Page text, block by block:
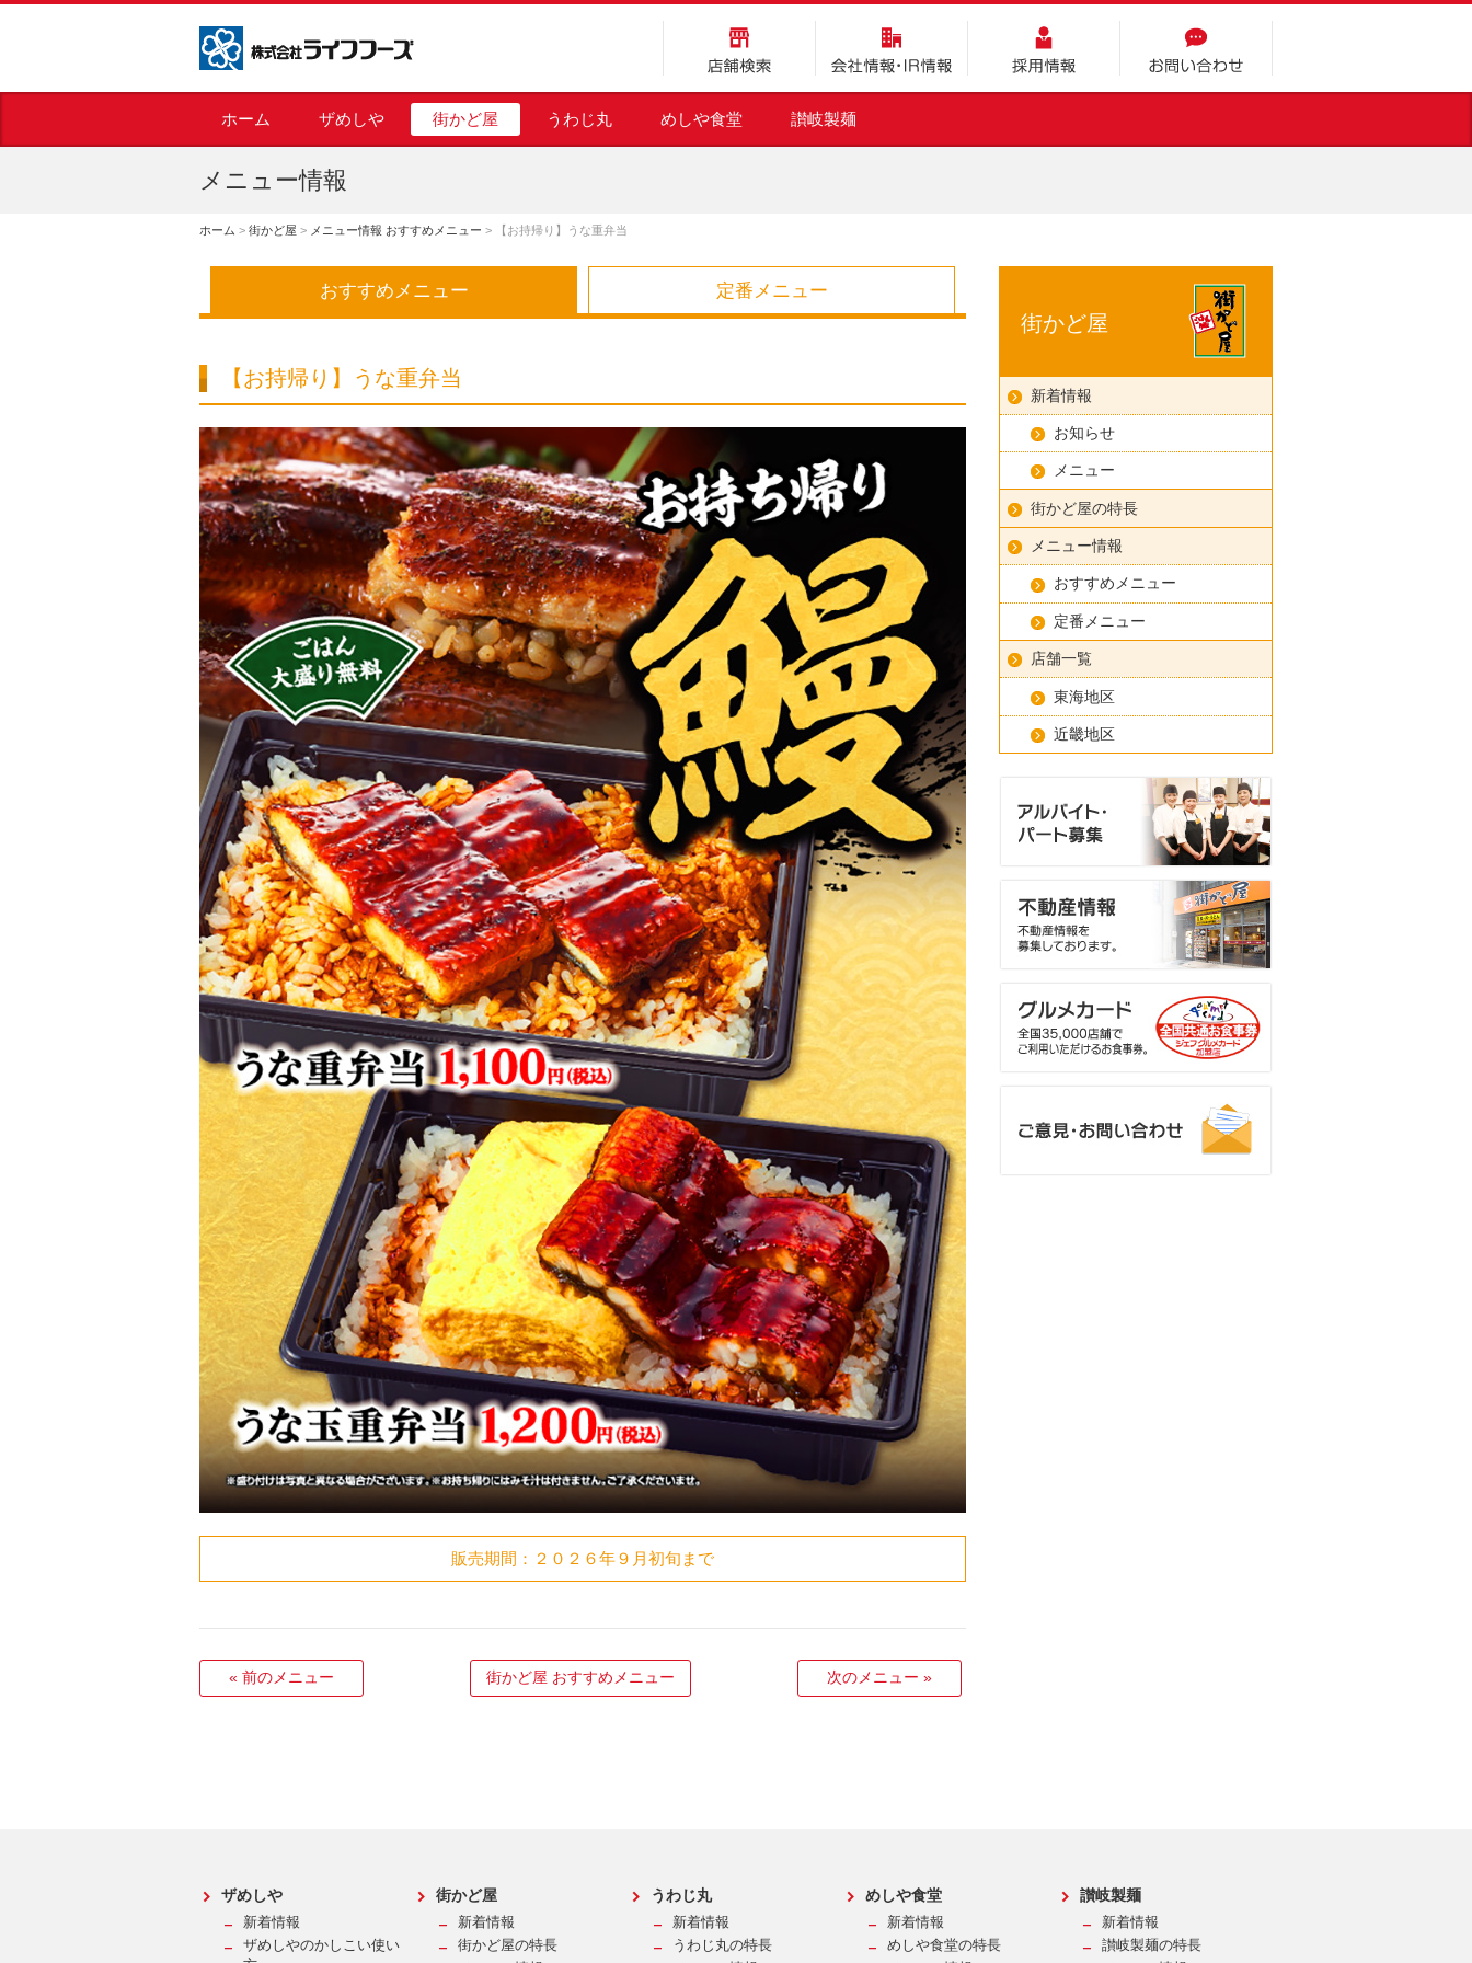
店舗検索 会社情報・IR情報 採用情報 お問い合わせ
ホーム ザめしや 街かど屋 うわじ丸 めしや食堂 讃岐製麺
メニュー情報
ホーム > 街かど屋 > メニュー情報 おすすめメニュー > 【お持帰り】うな重弁当
おすすめメニュー 定番メニュー
【お持帰り】うな重弁当
販売期間：２０２６年９月初旬まで
« 前のメニュー 街かど屋 おすすめメニュー 次のメニュー »
街かど屋
新着情報
お知らせ
メニュー
街かど屋の特長
メニュー情報
おすすめメニュー
定番メニュー
店舗一覧
東海地区
近畿地区
ザめしや
新着情報
ザめしやのかしこい使い
街かど屋
新着情報
街かど屋の特長
うわじ丸
新着情報
うわじ丸の特長
めしや食堂
新着情報
めしや食堂の特長
讃岐製麺
新着情報
讃岐製麺の特長